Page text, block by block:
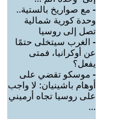
- مع صواريخ بالستية..
وحدة كورية شمالية
تصل إلى روسيا
- الغرب سيتخلى حتمًا
عن أوكرانيا، فمتى
يفعل؟
- موسكو تقضي على
أوهام باشينيان: لا واجب
على روسيا تجاه أرميني
...